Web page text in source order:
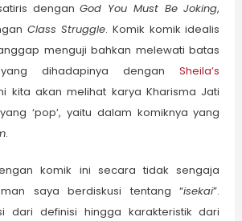
denganGod You Must Be Joking,
Class Struggle. Komik komik idealis
menguji bahkan melewati batas
dihadapinya denganSheila’s
kita akan melihat karya Kharisma Jati
‘pop’, yaitu dalam komiknya yang
.
komik ini secara tidak sengaja
saya berdiskusi tentang “isekai”.
dari definisi hingga karakteristik dari